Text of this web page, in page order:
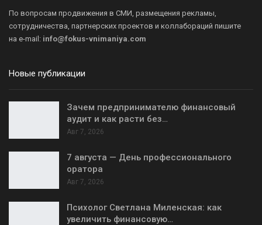
По вопросам продвижения в СМИ, размещения рекламы,
сотрудничества, партнерских проектов и коллабораций пишите
на e-mail: info@fokus-vnimaniya.com
Новые публикации
Зачем предпринимателю финансовый
аудит и как расти без…
Авг 7, 2026
7 августа — День профессионального
оратора
Авг 7, 2026
Психолог Светлана Миленская: как
увеличить финансовую…